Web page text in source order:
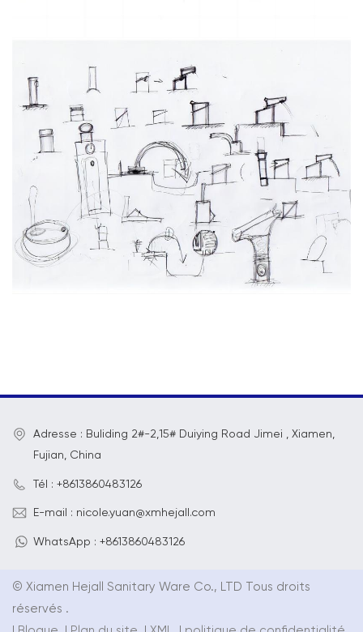
Adresse : Buliding 2#-2,15# Duiying Road Jimei , Xiamen,
Fujian, China
Tél : +8613860483126
E-mail : nicole.yuan@xmhejall.com
WhatsApp : +8613860483126
© Xiamen Hejall Sanitary Ware Co., LTD Tous droits
réservés .